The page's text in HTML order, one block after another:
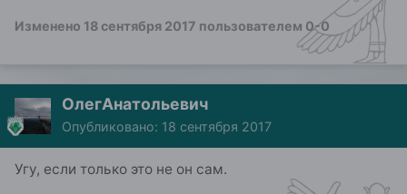
Изменено 18 сентября 2017 пользователем 0-0
ОлегАнатольевич
Опубликовано: 18 сентября 2017
Угу, если только это не он сам.